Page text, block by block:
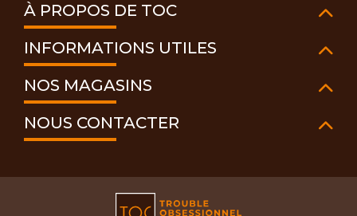
À PROPOS DE TOC
INFORMATIONS UTILES
NOS MAGASINS
NOUS CONTACTER